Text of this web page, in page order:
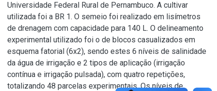
Universidade Federal Rural de Pernambuco. A cultivar
utilizada foi a BR 1. O semeio foi realizado em lisímetros
de drenagem com capacidade para 140 L. O delineamento
experimental utilizado foi o de blocos casualizados em
esquema fatorial (6x2), sendo estes 6 níveis de salinidade
da água de irrigação e 2 tipos de aplicação (irrigação
contínua e irrigação pulsada), com quatro repetições,
totalizando 48 parcelas experimentais. Os níveis de